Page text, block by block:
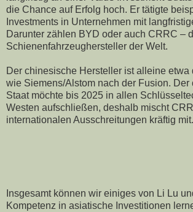
die Chance auf Erfolg hoch. Er tätigte
Investments in Unternehmen mit
Darunter zählen BYD oder auch CRRC –
Schienenfahrzeughersteller der Welt.
Der chinesische Hersteller ist alleine etwa
wie Siemens/Alstom nach der Fusion. Der
Staat möchte bis 2025 in allen
Westen aufschließen, deshalb mischt
internationalen Ausschreitungen kräftig mit.
Insgesamt können wir einiges von Li Lu
Kompetenz in asiatische Investitionen